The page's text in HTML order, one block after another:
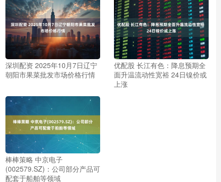
深圳配资 2025年10月7日辽宁
朝阳市果菜批发市场价格行情
优配股 长江有色：降息预期全
面升温流动性宽裕 24日镍价或
上涨
棒棒策略 中京电子
(002579.SZ)：公司部分产品可
配套于船舶等领域